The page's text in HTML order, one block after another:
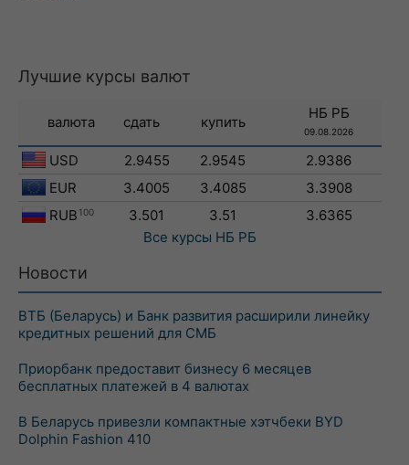
Лучшие курсы валют
валюта сдать купить
НБ РБ
09.08.2026
USD 2.9455 2.9545
2.9386
EUR
3.4005 3.4085
3.3908
RUB 100 3.501 3.51
3.6365
Все курсы НБ РБ
Новости
ВТБ (Беларусь) и Банк развития расширили линейку
кредитных решений для СМБ
Приорбанк предоставит бизнесу 6 месяцев
бесплатных платежей в 4 валютах
В Беларусь привезли компактные хэтчбеки BYD
Dolphin Fashion 410